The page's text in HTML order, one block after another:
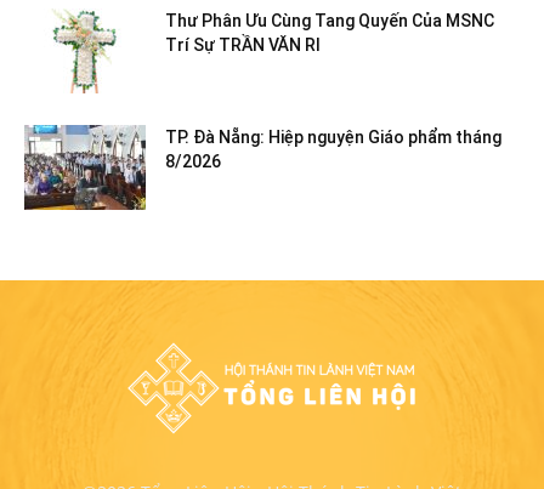
Thư Phân Ưu Cùng Tang Quyến Của MSNC
Trí Sự TRẦN VĂN RI
TP. Đà Nẵng: Hiệp nguyện Giáo phẩm tháng
8/2026